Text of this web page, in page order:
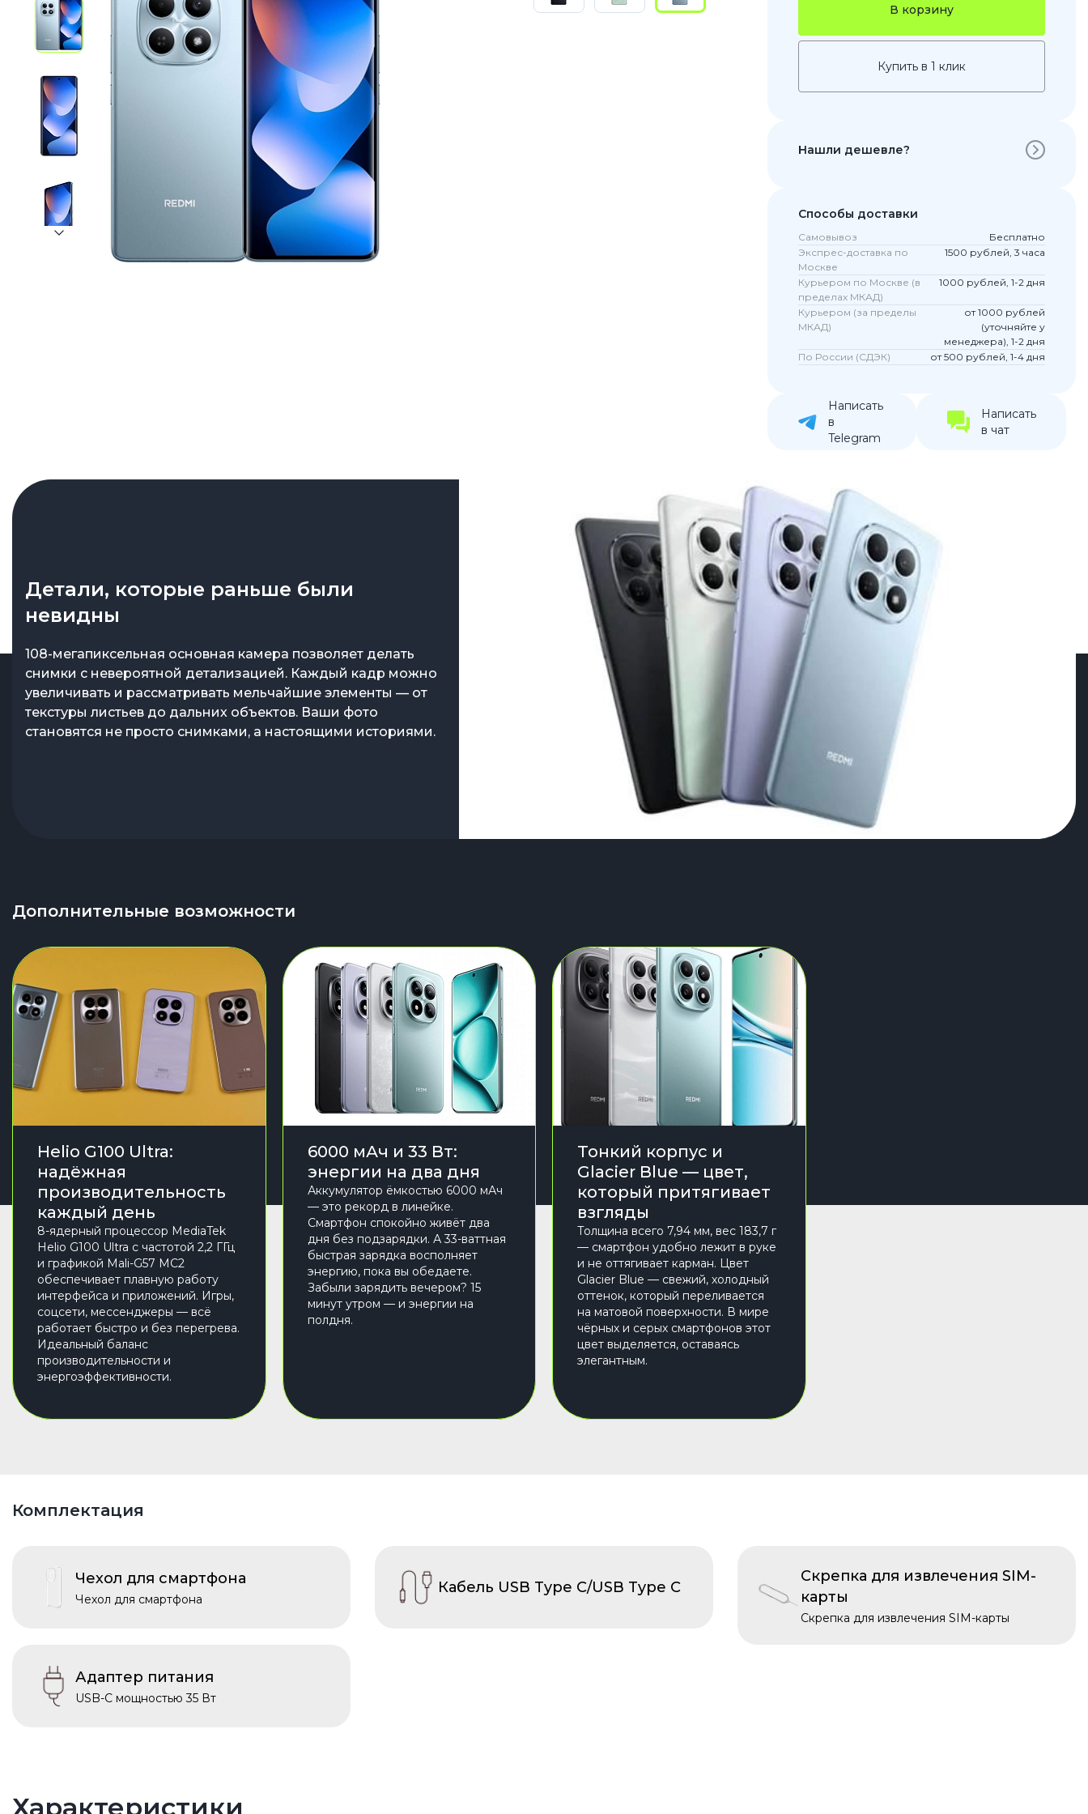
iPhone 13
iPhone 12
iPhone 11
iPhone SE
Poco
F Series
M Series
X Series
В корзину
Купить в 1 клик
Нашли дешевле?
Способы доставки
Самовывоз
Бесплатно
Экспрес-доставка по
Москве
1500 рублей, 3 часа
Курьером по Москве (в
пределах МКАД)
1000 рублей, 1-2 дня
Курьером (за пределы
МКАД)
от 1000 рублей
(уточняйте у
менеджера), 1-2 дня
По России (СДЭК)
от 500 рублей, 1-4 дня
Написать
в
Telegram
Написать
в чат
Детали, которые раньше были
невидны
108-мегапиксельная основная камера позволяет делать
снимки с невероятной детализацией. Каждый кадр можно
увеличивать и рассматривать мельчайшие элементы — от
текстуры листьев до дальних объектов. Ваши фото
становятся не просто снимками, а настоящими историями.
Дополнительные возможности
Helio G100 Ultra:
надёжная
производительность
каждый день
8-ядерный процессор MediaTek
Helio G100 Ultra с частотой 2,2 ГГц
и графикой Mali-G57 MC2
обеспечивает плавную работу
интерфейса и приложений. Игры,
соцсети, мессенджеры — всё
работает быстро и без перегрева.
Идеальный баланс
производительности и
энергоэффективности.
6000 мАч и 33 Вт:
энергии на два дня
Аккумулятор ёмкостью 6000 мАч
— это рекорд в линейке.
Смартфон спокойно живёт два
дня без подзарядки. А 33-ваттная
быстрая зарядка восполняет
энергию, пока вы обедаете.
Забыли зарядить вечером? 15
минут утром — и энергии на
полдня.
Тонкий корпус и
Glacier Blue — цвет,
который притягивает
взгляды
Толщина всего 7,94 мм, вес 183,7 г
— смартфон удобно лежит в руке
и не оттягивает карман. Цвет
Glacier Blue — свежий, холодный
оттенок, который переливается
на матовой поверхности. В мире
чёрных и серых смартфонов этот
цвет выделяется, оставаясь
элегантным.
Комплектация
Чехол для смартфона
Чехол для смартфона
Кабель USB Type C/USB Type C
Скрепка для извлечения SIM-
карты
Скрепка для извлечения SIM-карты
Адаптер питания
USB-C мощностью 35 Вт
Характеристики